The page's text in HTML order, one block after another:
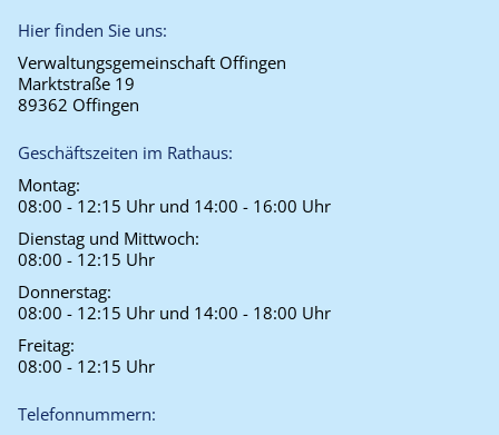
Hier finden Sie uns:
Verwaltungsgemeinschaft Offingen
Marktstraße 19
89362 Offingen
Geschäftszeiten im Rathaus:
Montag:
08:00 - 12:15 Uhr und 14:00 - 16:00 Uhr
Dienstag und Mittwoch:
08:00 - 12:15 Uhr
Donnerstag:
08:00 - 12:15 Uhr und 14:00 - 18:00 Uhr
Freitag:
08:00 - 12:15 Uhr
Telefonnummern: